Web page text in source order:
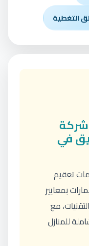
التغطية
في
تعقيم
بمعايير
مع
للمنازل